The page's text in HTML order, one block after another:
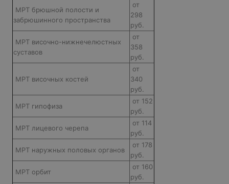
МРТ брюшной полости и
забрюшинного пространства
от
298
руб.
МРТ височно-нижнечелюстных
суставов
от
358
руб.
МРТ височных костей
от
340
руб.
МРТ гипофиза
от 152
руб.
МРТ лицевого черепа
от 114
руб.
МРТ наружных половых органов
от 178
руб.
МРТ орбит
от 160
руб.